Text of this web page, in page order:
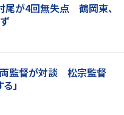
尾が4回無失点 鶴岡東、
両監督が対談 松宗監督
」